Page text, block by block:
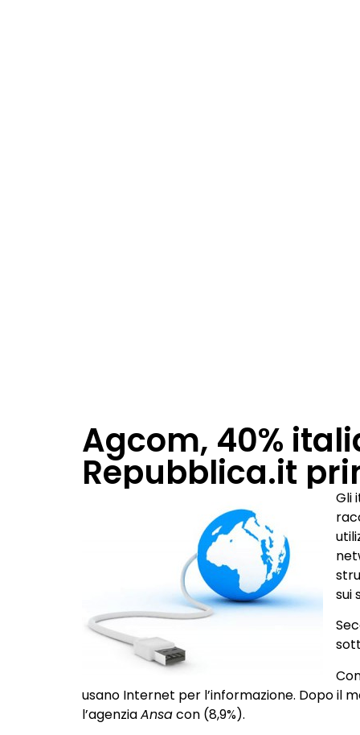
Agcom, 40%
Repubblica.it
Gli
sui
usano Internet per l’informazione. Dopo il
l’agenziaAnsacon (8,9%).